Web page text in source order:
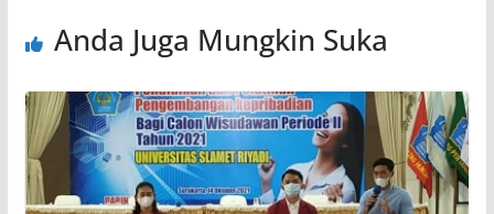
Anda Juga Mungkin Suka